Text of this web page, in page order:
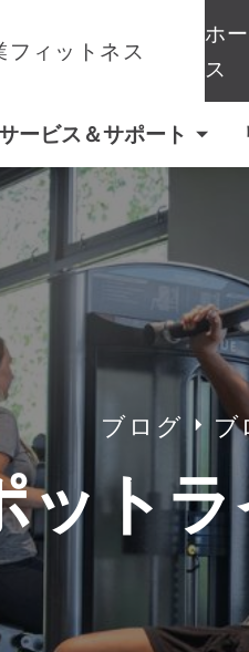
フィットネス
ホ
ス
ービス＆サポート
ブログ ブ
ット